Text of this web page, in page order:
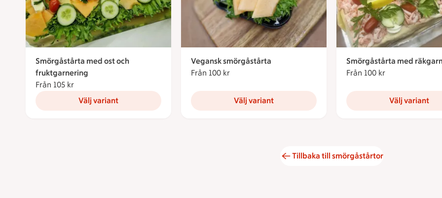
Smörgåstårta med ost och
fruktgarnering
Från 105 kr
Välj variant
Vegansk smörgåstårta
Från 100 kr
Välj variant
Smörgåstårta med
Från 100 kr
Välj variant
Tillbaka till smörgåstårtor